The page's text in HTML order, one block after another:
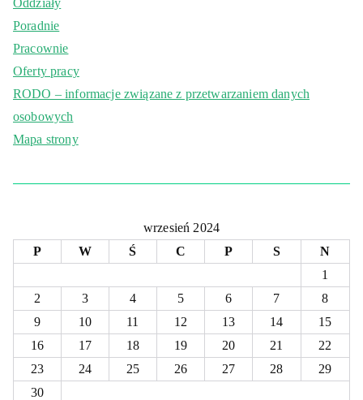
Oddziały
Poradnie
Pracownie
Oferty pracy
RODO – informacje związane z przetwarzaniem danych
osobowych
Mapa strony
wrzesień 2024
P
W Ś C P S
N
1
2
3 4 5 6 7
8
9
10 11 12 13 14
15
16
17 18 19 20 21
22
23
24 25 26 27 28
29
30